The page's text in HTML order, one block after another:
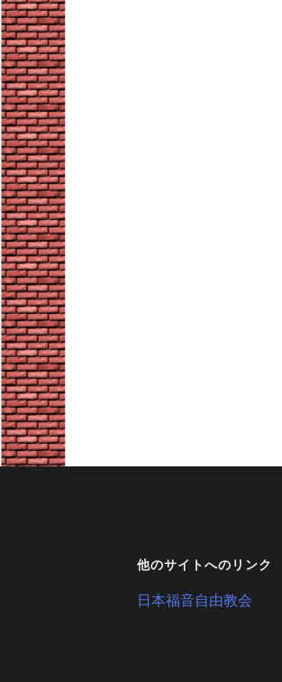
他のサイトへのリンク
日本福音自由教会